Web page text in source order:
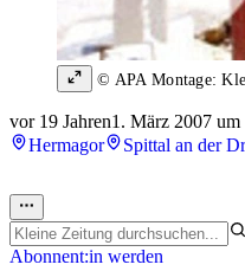
© APA Montage:
vor 19 Jahren1. März 2007 um
Hermagor
Spittal an der
Abonnent:in werden